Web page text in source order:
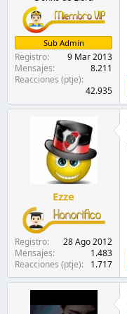
Sub Admin
Registro
9 Mar 2013
Mensajes
8.211
Reacciones (ptje)
42.935
Ezze
Registro
28 Ago 2012
Mensajes
1.483
Reacciones (ptje)
1.717